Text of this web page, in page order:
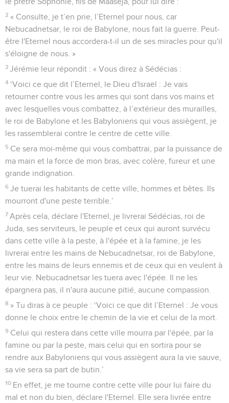
2 « Consulte, je t’en prie, l’Eternel pour nous, car
Nebucadnetsar, le roi de Babylone, nous fait la guerre. Peut-
être l'Eternel nous accordera-t-il un de ses miracles pour qu'il
s'éloigne de nous. »
3 Jérémie leur répondit : « Vous direz à Sédécias :
4 ‘Voici ce que dit l’Eternel, le Dieu d'Israël : Je vais
retourner contre vous les armes qui sont dans vos mains et
avec lesquelles vous combattez, à l’extérieur des murailles,
le roi de Babylone et les Babyloniens qui vous assiègent, je
les rassemblerai contre le centre de cette ville.
5 Ce sera moi-même qui vous combattrai, par la puissance de
ma main et la force de mon bras, avec colère, fureur et une
grande indignation.
6 Je tuerai les habitants de cette ville, hommes et bêtes. Ils
mourront d'une peste terrible.’
7 Après cela, déclare l'Eternel, je livrerai Sédécias, roi de
Juda, ses serviteurs, le peuple et ceux qui auront survécu
dans cette ville à la peste, à l'épée et à la famine, je les
livrerai entre les mains de Nebucadnetsar, roi de Babylone,
entre les mains de leurs ennemis et de ceux qui en veulent à
leur vie. Nebucadnetsar les tuera avec l'épée. Il ne les
épargnera pas, il n'aura aucune pitié, aucune compassion.
8 » Tu diras à ce peuple : ‘Voici ce que dit l’Eternel : Je vous
donne le choix entre le chemin de la vie et celui de la mort.
9 Celui qui restera dans cette ville mourra par l'épée, par la
famine ou par la peste, mais celui qui en sortira pour se
rendre aux Babyloniens qui vous assiègent aura la vie sauve,
sa vie sera sa part de butin.’
10 En effet, je me tourne contre cette ville pour lui faire du
mal et non du bien, déclare l'Eternel. Elle sera livrée entre